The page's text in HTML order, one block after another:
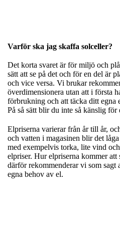
Varför ska jag skaffa solceller?
Det korta svaret är för miljö och
sätt att se på det och för en del är
och vice versa. Vi brukar
överdimensionera utan att i första
förbrukning och att täcka ditt egna
På så sätt blir du inte så känslig för
Elpriserna varierar från år till år,
och vatten i magasinen blir det
med exempelvis torka, lite vind
elpriser. Hur elpriserna kommer
därför rekommenderar vi som
egna behov av el.